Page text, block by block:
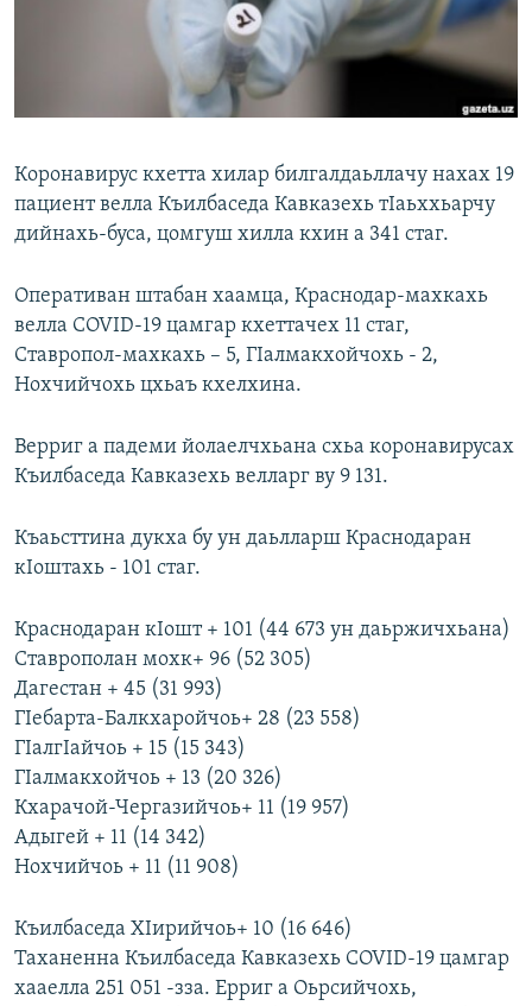
Коронавирус кхетта хилар билгалдаьллачу нахах 19
пациент велла Къилбаседа Кавказехь тIаьххьарчу
дийнахь-буса, цомгуш хилла кхин а 341 стаг.
Оперативан штабан хаамца, Краснодар-махкахь
велла COVID-19 цамгар кхеттачех 11 стаг,
Ставропол-махкахь – 5, ГIалмакхойчохь - 2,
Нохчийчохь цхьаъ кхелхина.
Верриг а падеми йолаелчхьана схьа коронавирусах
Къилбаседа Кавказехь велларг ву 9 131.
Къаьсттина дукха бу ун даьлларш Краснодаран
кIоштахь - 101 стаг.
Краснодаран кIошт + 101 (44 673 ун даьржичхьана)
Ставрополан мохк+ 96 (52 305)
Дагестан + 45 (31 993)
ГIебарта-Балкхаройчоь+ 28 (23 558)
ГIалгIайчоь + 15 (15 343)
ГIалмакхойчоь + 13 (20 326)
Кхарачой-Чергазийчоь+ 11 (19 957)
Адыгей + 11 (14 342)
Нохчийчоь + 11 (11 908)
Къилбаседа ХIирийчоь+ 10 (16 646)
Таханенна Къилбаседа Кавказехь COVID-19 цамгар
хааелла 251 051 -зза. Ерриг а Оьрсийчохь,